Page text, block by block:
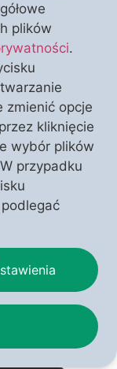
którego
trafia na
premiery w
1 grudnia 2021
który sięgając
i
1984.
plików
.
zmienić opcje
kliknięcie
wybór plików
przypadku